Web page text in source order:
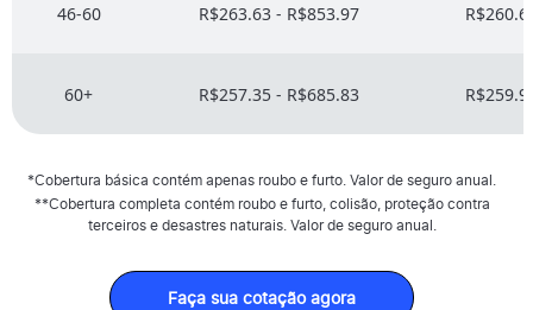
46-60 R$263.63 - R$853.97
60+ R$257.35 - R$685.83
*Cobertura básica contém apenas roubo e furto. Valor de seguro anual.
**Cobertura completa contém roubo e furto, colisão, proteção contra
terceiros e desastres naturais. Valor de seguro anual.
Faça sua cotação agora